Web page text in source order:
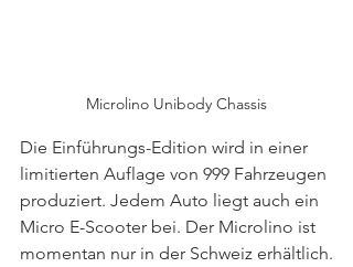
Microlino Unibody Chassis
Die Einführungs-Edition wird in einer
limitierten Auflage von 999 Fahrzeugen
produziert. Jedem Auto liegt auch ein
Micro E-Scooter bei. Der Microlino ist
momentan nur in der Schweiz erhältlich.